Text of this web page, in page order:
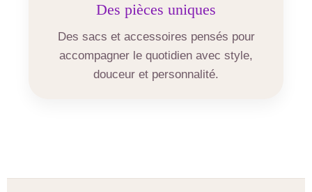
Des pièces uniques
Des sacs et accessoires pensés pour
accompagner le quotidien avec style,
douceur et personnalité.